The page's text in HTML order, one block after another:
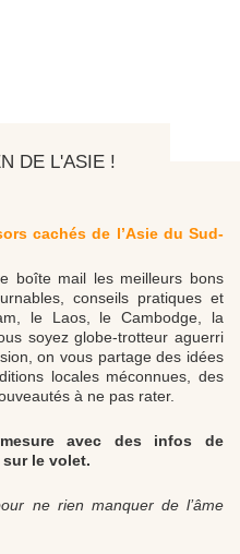
DE L'ASIE !
cachés de l’Asie du Sud-
boîte mail les meilleurs bons
conseils pratiques et
le Laos, le Cambodge, la
soyez globe-trotteur aguerri
on vous partage des idées
locales méconnues, des
à ne pas rater.
avec des infos de
le volet.
ne rien manquer de l’âme